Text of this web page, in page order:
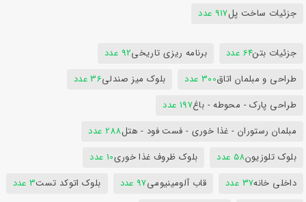
جزئیات ساخت پل917 عدد
جزئیات بتن64 عدد برنامه ریزی تاریخی92 عدد
طراحی و مبلمان اتاق300 عدد بلوک میز صندلی36 عدد
طراحی پارک - محوطه - باغ197 عدد
مبلمان رستوران - غذا خوری - فست فود - هتل288 عدد
بلوک تلوزیون58 عدد بلوک ظروف غذا خوری10 عدد
داخلی خانه37 عدد قاب آلومینیومی97 عدد بلوک اتوکد تست3 عدد